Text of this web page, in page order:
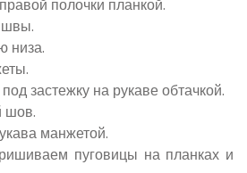
полочки планкой.
низа.
застежку на рукаве обтачкой.
шов.
манжетой.
пуговицы на планках и